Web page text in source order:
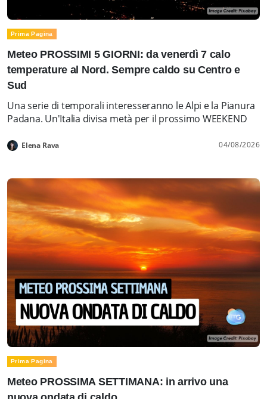
Prima Pagina
Meteo PROSSIMI 5 GIORNI: da venerdì 7 calo
temperature al Nord. Sempre caldo su Centro e
Sud
Una serie di temporali interesseranno le Alpi e la Pianura
Padana. Un'Italia divisa metà per il prossimo WEEKEND
Elena Rava 04/08/2026
Prima Pagina
Meteo PROSSIMA SETTIMANA: in arrivo una